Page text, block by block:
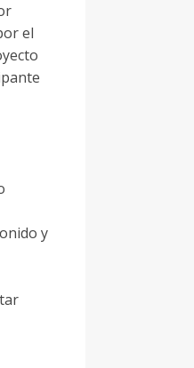
el
y